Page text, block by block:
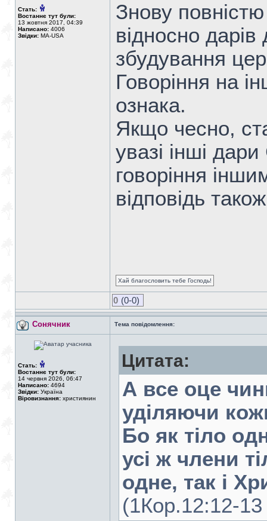
Стать:
Востаннє тут були:
13 жовтня 2017, 04:39
Написано: 4006
Звідки: MA-USA
Знову
відносно
збудування
Говоріння на
ознака.
Якщо чесно,
увазі інші
говоріння
відповідь
Хай благословить тебе Господь!
0 (0-0)
Сонячник Тема повідомлення:
Стать:
Востаннє тут були:
14 червня 2026, 06:47
Написано: 4694
Звідки: Україна
Віровизнання: християнин
Цитата:
А все оце
уділяючи
Бо як тіло
усі ж члени
одне, так і
(1Кор.12:12-